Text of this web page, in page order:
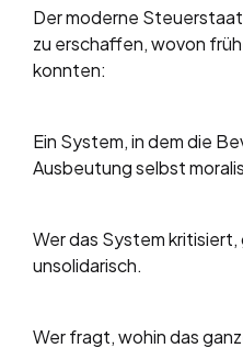
Der moderne
zu erschaffen, wovon
konnten:
Ein System, in dem die
Ausbeutung selbst
Wer das System kritisiert,
unsolidarisch.
Wer fragt, wohin das